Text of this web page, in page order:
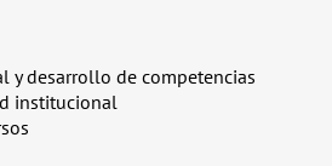
y desarrollo de competencias
institucional